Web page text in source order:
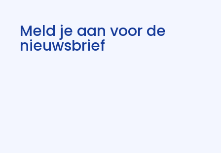
Meld je aan voor de
nieuwsbrief